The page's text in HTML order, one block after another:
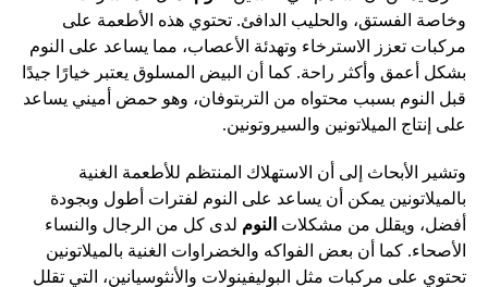
وخاصة الفستق، والحليب الدافئ. تحتوي هذه الأطعمة على
مركبات تعزز الاسترخاء وتهدئة الأعصاب، مما يساعد على النوم
بشكل أعمق وأكثر راحة. كما أن البيض المسلوق يعتبر خيارًا جيدًا
قبل النوم بسبب محتواه من التربتوفان، وهو حمض أميني يساعد
على إنتاج الميلاتونين والسيروتونين.
وتشير الأبحاث إلى أن الاستهلاك المنتظم للأطعمة الغنية
بالميلاتونين يمكن أن يساعد على النوم لفترات أطول وبجودة
أفضل، ويقلل من مشكلات النوم لدى كل من الرجال والنساء
الأصحاء. كما أن بعض الفواكه والخضراوات الغنية بالميلاتونين
تحتوي على مركبات مثل البوليفينولات والأنثوسيانين، التي تقلل